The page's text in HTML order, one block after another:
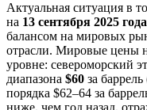
Актуальная ситуация в
на 13 сентября 2025 года
балансом на мировых
отрасли. Мировые цены
уровне: североморский
диапазона $60 за
порядка $62–64 за